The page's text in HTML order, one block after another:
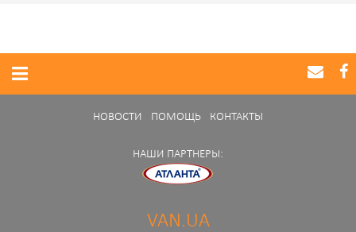
НОВОСТИ ПОМОЩЬ КОНТАКТЫ
НАШИ ПАРТНЕРЫ:
VAN.UA